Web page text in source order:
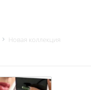
Новая коллекция
НОВИНКА